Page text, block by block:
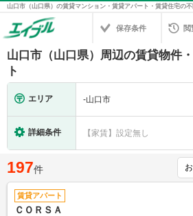
保存条件 閲
山口市（山口県）周辺の賃貸物件
ト
エリア -山口市
詳細条件 【家賃】設定無し
197件
賃貸アパート
ＣＯＲＳＡ